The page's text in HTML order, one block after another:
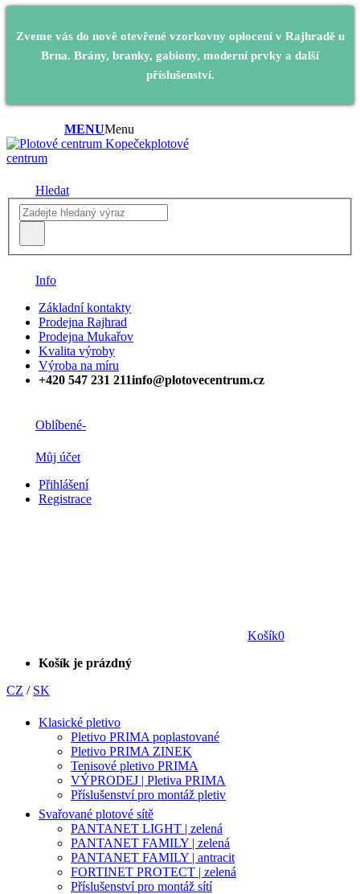
Zveme vás do nově otevřené vzorkovny oplocení v Rajhradě u
Brna. Brány, branky, gabiony, moderní prvky a další
příslušenství.
MENUMenu
plotové
centrum
Hledat
Info
Základní kontakty
Prodejna Rajhrad
Prodejna Mukařov
Kvalita výroby
Výroba na míru
+420 547 231 211info@plotovecentrum.cz
Oblíbené-
Můj účet
Přihlášení
Registrace
Košík0
Košík je prázdný
CZ / SK
Klasické pletivo
Pletivo PRIMA poplastované
Pletivo PRIMA ZINEK
Tenisové pletivo PRIMA
VÝPRODEJ | Pletiva PRIMA
Příslušenství pro montáž pletiv
Svařované plotové sítě
PANTANET LIGHT | zelená
PANTANET FAMILY | zelená
PANTANET FAMILY | antracit
FORTINET PROTECT | zelená
Příslušenství pro montáž sítí